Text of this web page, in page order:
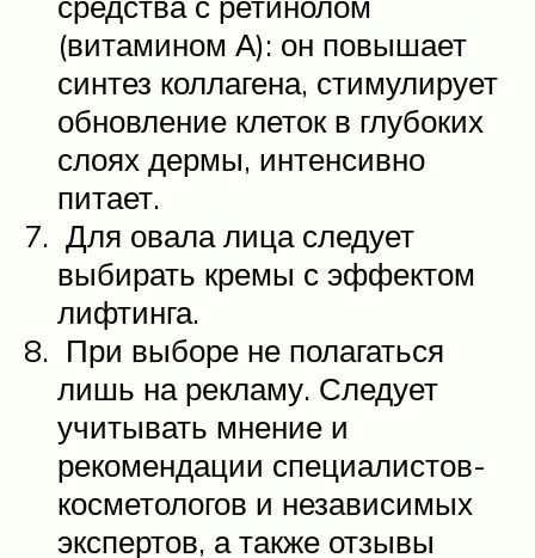
(витамином А): он повышает
синтез коллагена, стимулирует
обновление клеток в глубоких
слоях дермы, интенсивно
питает.
Для овала лица следует
выбирать кремы с эффектом
лифтинга.
При выборе не полагаться
лишь на рекламу. Следует
учитывать мнение и
рекомендации специалистов-
косметологов и независимых
экспертов, а также отзывы